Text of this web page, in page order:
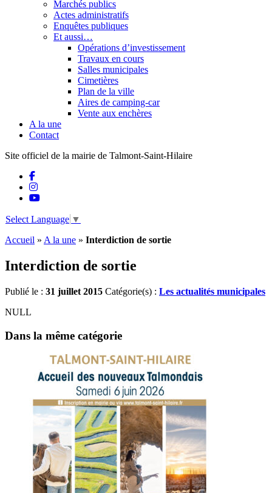
Marchés publics
Actes administratifs
Enquêtes publiques
Et aussi…
Opérations d’investissement
Travaux en cours
Salles municipales
Cimetières
Plan de la ville
Aires de camping-car
Vente aux enchères
A la une
Contact
Site officiel de la mairie de Talmont-Saint-Hilaire
Select Language ▼
Accueil » A la une » Interdiction de sortie
Interdiction de sortie
Publié le : 31 juillet 2015 Catégorie(s) : Les actualités municipales
NULL
Dans la même catégorie